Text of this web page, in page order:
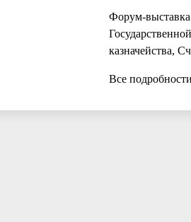
Форум-
казначейства,
Все